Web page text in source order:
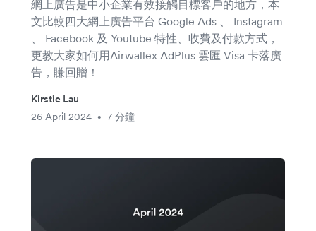
網上廣告是中小企業有效接觸目標客戶的地方，本
文比較四大網上廣告平台 Google Ads 、 Instagram
、 Facebook 及 Youtube 特性、收費及付款方式，
更教大家如何用Airwallex AdPlus 雲匯 Visa 卡落廣
告，賺回贈！
Kirstie Lau
26 April 2024
• 7 分鐘